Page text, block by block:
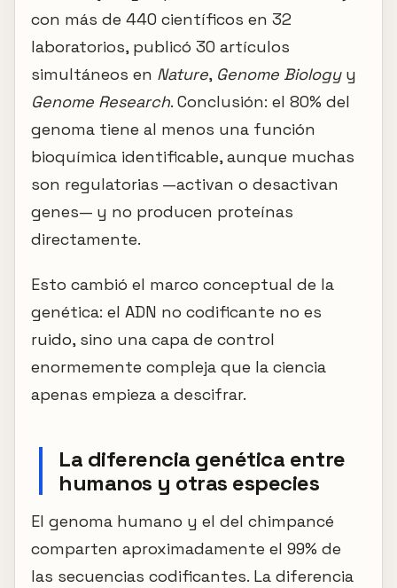
con más de 440 científicos en 32
laboratorios, publicó 30 artículos
simultáneos en Nature, Genome Biologyy
Genome Research. Conclusión: el 80% del
genoma tiene al menos una función
bioquímica identificable, aunque muchas
son regulatorias —activan o desactivan
genes— y no producen proteínas
directamente.
Esto cambió el marco conceptual de la
genética: el ADN no codificante no es
ruido, sino una capa de control
enormemente compleja que la ciencia
apenas empieza a descifrar.
La diferencia genética entre
humanos y otras especies
El genoma humano y el del chimpancé
comparten aproximadamente el 99% de
las secuencias codificantes. La diferencia